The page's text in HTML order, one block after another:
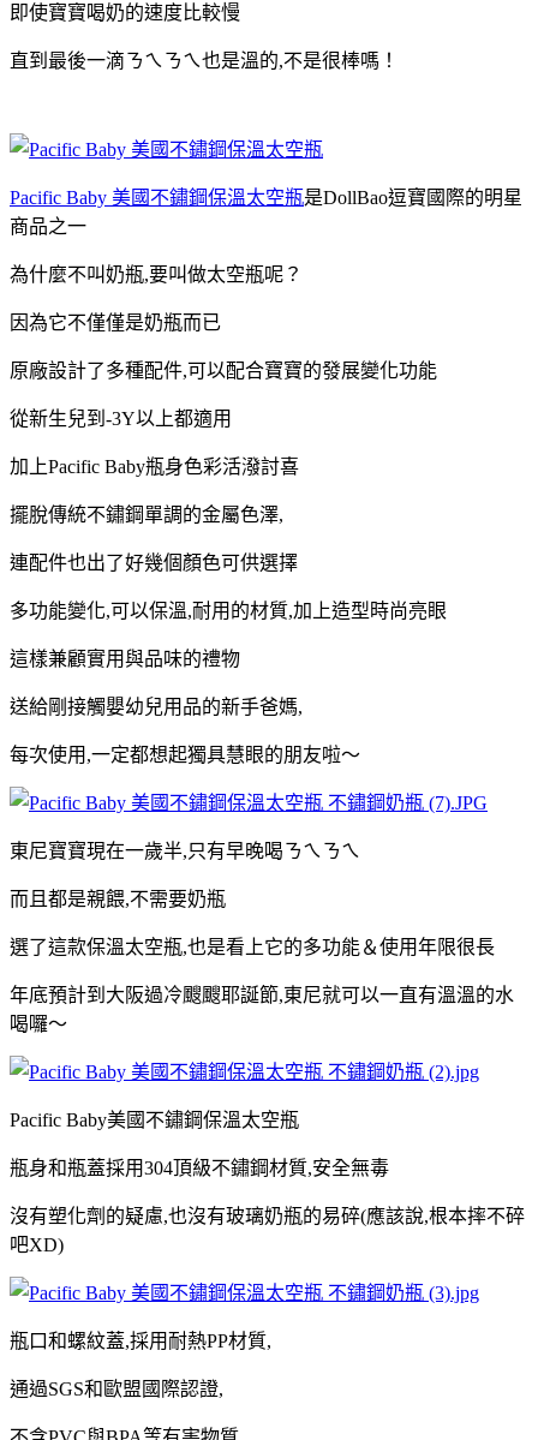
即使寶寶喝奶的速度比較慢
直到最後一滴ㄋㄟㄋㄟ也是溫的,不是很棒嗎！
Pacific Baby 美國不鏽鋼保溫太空瓶是DollBao逗寶國際的明星
商品之一
為什麼不叫奶瓶,要叫做太空瓶呢？
因為它不僅僅是奶瓶而已
原廠設計了多種配件,可以配合寶寶的發展變化功能
從新生兒到-3Y以上都適用
加上Pacific Baby瓶身色彩活潑討喜
擺脫傳統不鏽鋼單調的金屬色澤,
連配件也出了好幾個顏色可供選擇
多功能變化,可以保溫,耐用的材質,加上造型時尚亮眼
這樣兼顧實用與品味的禮物
送給剛接觸嬰幼兒用品的新手爸媽,
每次使用,一定都想起獨具慧眼的朋友啦～
東尼寶寶現在一歲半,只有早晚喝ㄋㄟㄋㄟ
而且 都是親餵,不需要奶瓶
選了這款保溫太空瓶,也是看上它的多功能＆使用年限很長
年底預計到大阪過冷颼颼耶誕節,東尼就可以一直有溫溫的水
喝囉～
Pacific Baby美國不鏽鋼保溫太空瓶
瓶身和瓶蓋採用304頂級不鏽鋼材質,安全無毒
沒有塑化劑的疑慮,也沒有玻璃奶瓶的易碎(應該說,根本摔不碎
吧XD)
瓶口和螺紋蓋,採用耐熱PP材質,
通過SGS和歐盟國際認證,